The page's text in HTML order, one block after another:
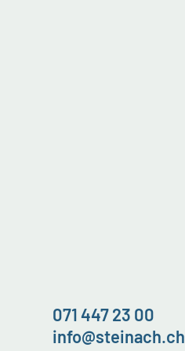
071 447 23 00
info@steinach.ch